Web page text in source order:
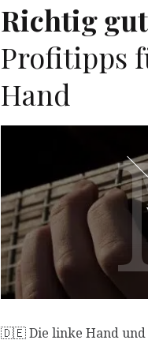
Richtig
Profitipps
Hand
🇩🇪 Die linke Hand und